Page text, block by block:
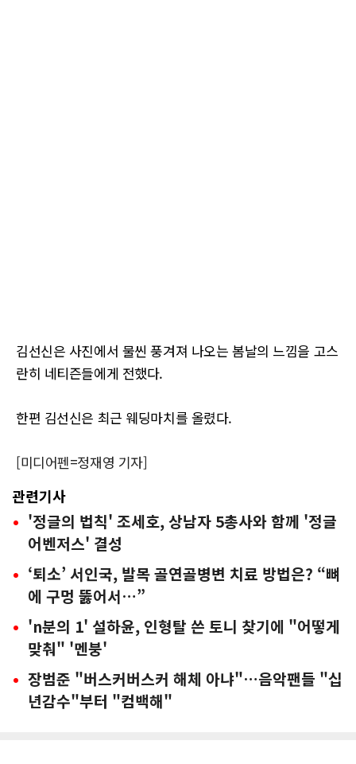
김선신은 사진에서 물씬 풍겨져 나오는 봄날의 느낌을 고스
란히 네티즌들에게 전했다.
한편 김선신은 최근 웨딩마치를 올렸다.
[미디어펜=정재영 기자]
관련기사
'정글의 법칙' 조세호, 상남자 5총사와 함께 '정글
어벤저스' 결성
‘퇴소’ 서인국, 발목 골연골병변 치료 방법은? “뼈
에 구멍 뚫어서…”
'n분의 1' 설하윤, 인형탈 쓴 토니 찾기에 "어떻게
맞춰" '멘붕'
장범준 "버스커버스커 해체 아냐"…음악팬들 "십
년감수"부터 "컴백해"